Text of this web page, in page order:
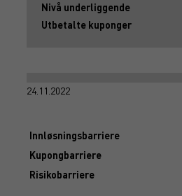
Nivå underliggende
Utbetalte kuponger
24.11.2022
Innløsningsbarriere
Kupongbarriere
Risikobarriere